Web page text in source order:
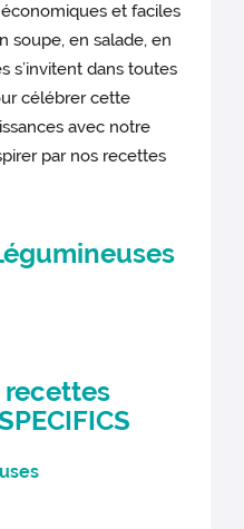
et faciles
soupe, en salade, en
s’invitent dans toutes
célébrer cette
avec notre
par nos recettes
recettes